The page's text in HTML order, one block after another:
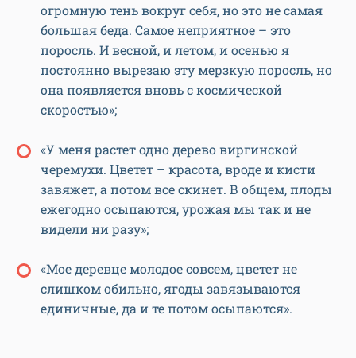
огромную тень вокруг себя, но это не самая
большая беда. Самое неприятное – это
поросль. И весной, и летом, и осенью я
постоянно вырезаю эту мерзкую поросль, но
она появляется вновь с космической
скоростью»;
«У меня растет одно дерево виргинской
черемухи. Цветет – красота, вроде и кисти
завяжет, а потом все скинет. В общем, плоды
ежегодно осыпаются, урожая мы так и не
видели ни разу»;
«Мое деревце молодое совсем, цветет не
слишком обильно, ягоды завязываются
единичные, да и те потом осыпаются».